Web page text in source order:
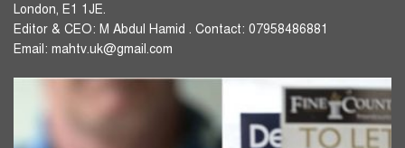
London, E1 1JE.
Editor & CEO: M Abdul Hamid . Contact: 07958486881
Email: mahtv.uk@gmail.com